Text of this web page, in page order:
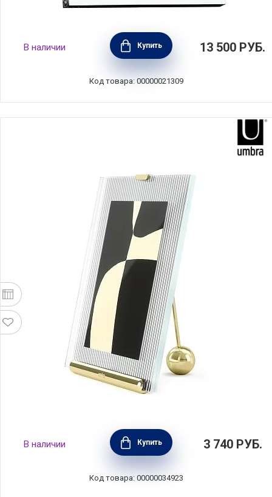
Фоторамка Vera Wang, 10х15 см, материал
металл, цвет белый, Wedgwood,
Великобритания, 57000405811
В наличии Купить 13 500 РУБ.
Код товара: 00000021309
Фоторамка Flute 16х20 см, латунь, Umbra,
Канада, 1021416-104
В наличии Купить 3 740 РУБ.
Код товара: 00000034923